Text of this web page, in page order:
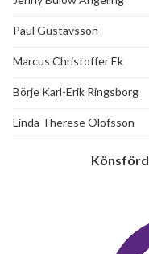
Paul Gustavsson
Marcus Christoffer Ek
Börje Karl-Erik Ringsborg
Linda Therese Olofsson